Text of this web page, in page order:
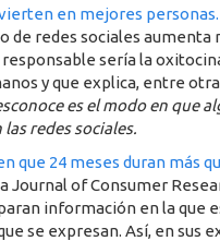
en mejores personas.
de redes sociales
sería la
y que explica, entre
es el modo en que
redes sociales.
que 24 meses duran más
Journal of Consumer
información en la que
se expresan. Así, en sus